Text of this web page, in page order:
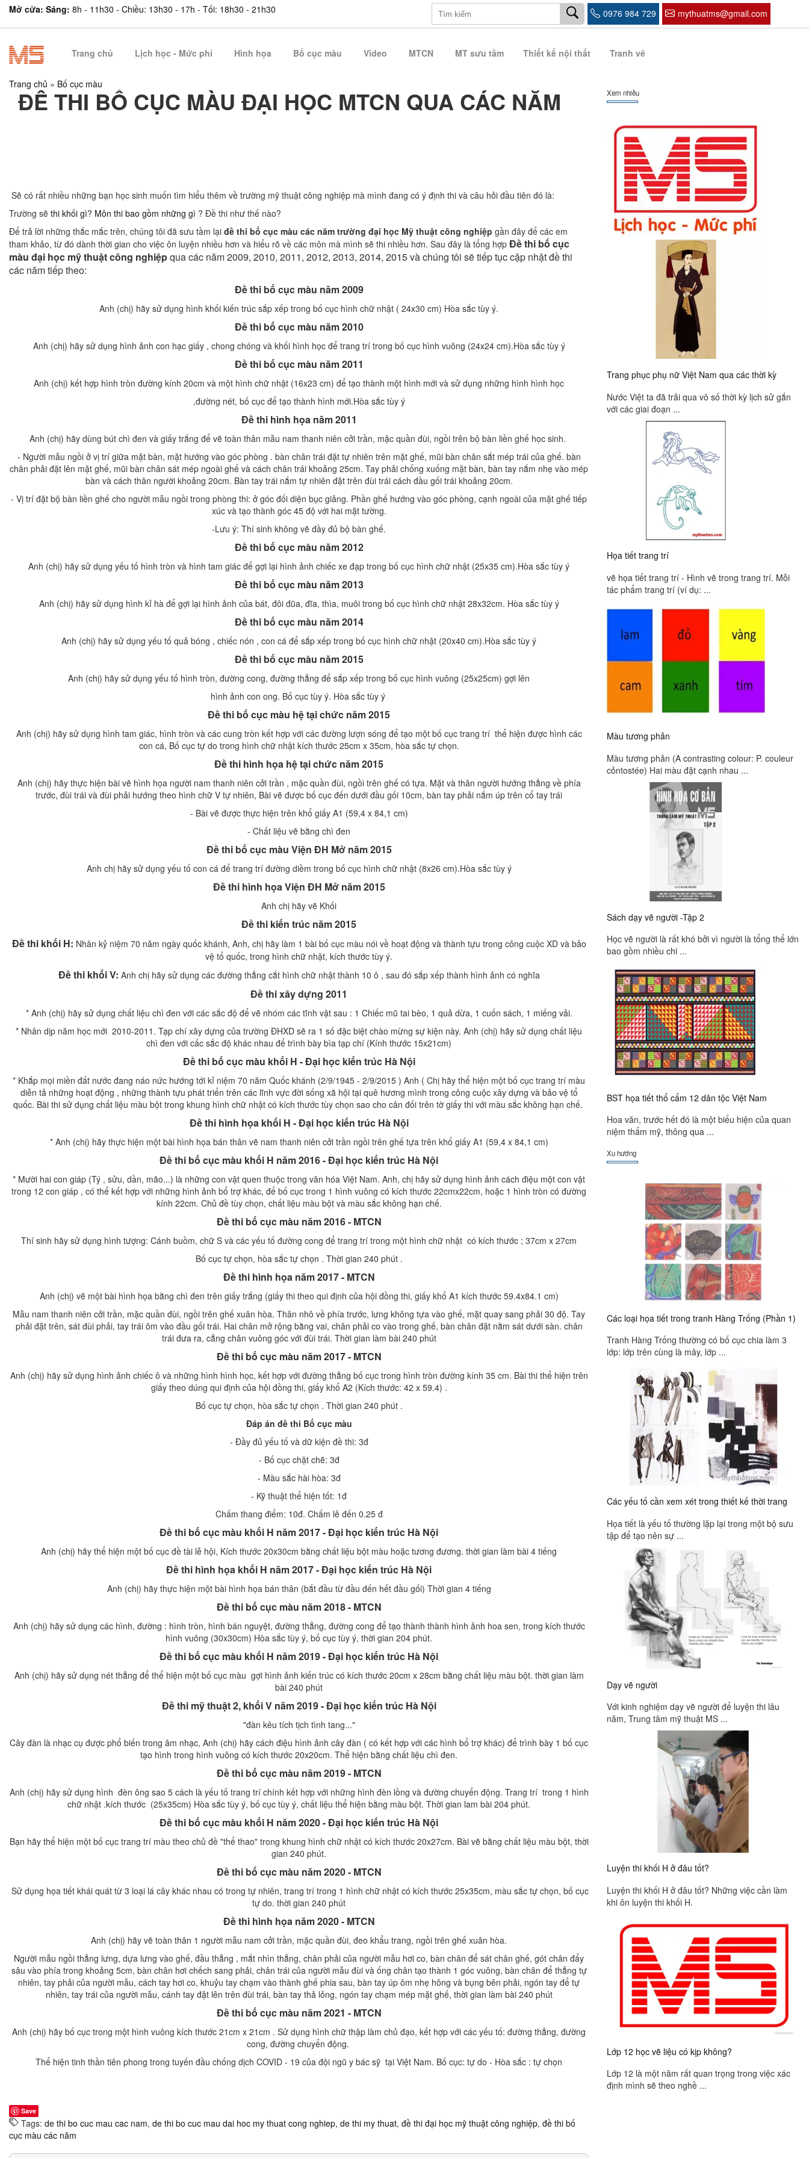
Mở cửa: Sáng: 8h - 11h30 - Chiều: 13h30 - 17h - Tối: 18h30 - 21h30 0976 984 729 mythuatms@gmail.com
Trang chủ Lịch học - Mức phí Hình họa Bố cục màu Video MTCN MT sưu tầm Thiết kế nội thất Tranh vẽ
Trang chủ » Bố cục màu
ĐỀ THI BỐ CỤC MÀU ĐẠI HỌC MTCN QUA CÁC NĂM
Sẽ có rất nhiều những bạn học sinh muốn tìm hiểu thêm về trường mỹ thuật công nghiệp mà mình đang có ý định thi và câu hỏi đầu tiên đó là:
Trường sẽ thi khối gì? Môn thi bao gồm những gì ? Đề thi như thế nào?
Để trả lời những thắc mắc trên, chúng tôi đã sưu tầm lại đề thi bố cục màu các năm trường đại học Mỹ thuật công nghiệp gần đây để các em
tham khảo, từ đó dành thời gian cho việc ôn luyện nhiều hơn và hiểu rõ về các môn mà mình sẽ thi nhiều hơn. Sau đây là tổng hợp Đề thi bố cục
màu đại học mỹ thuật công nghiệpqua các năm 2009, 2010, 2011, 2012, 2013, 2014, 2015 và chúng tôi sẽ tiếp tục cập nhật đề thi
các năm tiếp theo:
Đề thi bố cục màu năm 2009
Anh (chị) hãy sử dụng hình khối kiến trúc sắp xếp trong bố cục hình chữ nhật ( 24x30 cm) Hòa sắc tùy ý.
Đề thi bố cục màu năm 2010
Anh (chị) hãy sử dụng hình ảnh con hạc giấy , chong chóng và khối hình học để trang trí trong bố cục hình vuông (24x24 cm).Hòa sắc tùy ý
Đề thi bố cục màu năm 2011
Anh (chị) kết hợp hình tròn đường kính 20cm và một hình chữ nhật (16x23 cm) để tạo thành một hình mới và sử dụng những hình hình học
,đường nét, bố cục để tạo thành hình mới.Hòa sắc tùy ý
Đề thi hình họa năm 2011
Anh (chị) hãy dùng bút chì đen và giấy trắng để vẽ toàn thân mẫu nam thanh niên cởi trần, mặc quần đùi, ngồi trên bộ bàn liền ghế học sinh.
- Người mẫu ngồi ở vị trí giữa mặt bàn, mặt hướng vào góc phòng . bàn chân trái đặt tự nhiên trên mặt ghế, mũi bàn chân sắt mép trái của ghế. bàn
chân phải đặt lên mặt ghế, mũi bàn chân sát mép ngoài ghế và cách chân trái khoảng 25cm. Tay phải chống xuống mặt bàn, bàn tay nắm nhẹ vào mép
bàn và cách thân người khoảng 20cm. Bàn tay trái nắm tự nhiên đặt trên đùi trái cách đầu gối trái khoảng 20cm.
- Vị trí đặt bộ bàn liền ghế cho người mẫu ngồi trong phòng thi: ở góc đối diện bục giảng. Phần ghế hướng vào góc phòng, cạnh ngoài của mặt ghế tiếp
xúc và tạo thành góc 45 độ với hai mặt tường.
-Lưu ý: Thí sinh không vẽ đầy đủ bộ bàn ghế.
Đề thi bố cục màu năm 2012
Anh (chị) hãy sử dụng yếu tố hình tròn và hình tam giác để gợi lại hình ảnh chiếc xe đạp trong bố cục hình chữ nhật (25x35 cm).Hòa sắc tùy ý
Đề thi bố cục màu năm 2013
Anh (chị) hãy sử dụng hình kỉ hà để gợi lại hình ảnh của bát, đôi đũa, đĩa, thìa, muôi trong bố cục hình chữ nhật 28x32cm. Hòa sắc tùy ý
Đề thi bố cục màu năm 2014
Anh (chị) hãy sử dụng yếu tố quả bóng , chiếc nón , con cá để sắp xếp trong bố cục hình chữ nhật (20x40 cm).Hòa sắc tùy ý
Đề thi bố cục màu năm 2015
Anh (chị) hãy sử dụng yếu tố hình tròn, đường cong, đường thẳng để sắp xếp trong bố cục hình vuông (25x25cm) gợi lên
hình ảnh con ong. Bố cục tùy ý. Hòa sắc tùy ý
Đề thi bố cục màu hệ tại chức năm 2015
Anh (chị) hãy sử dụng hình tam giác, hình tròn và các cung tròn kết hợp với các đường lượn sóng để tạo một bố cục trang trí thể hiện được hình các
con cá, Bố cục tự do trong hình chữ nhật kích thước 25cm x 35cm, hòa sắc tự chọn.
Đề thi hình họa hệ tại chức năm 2015
Anh (chị) hãy thực hiện bài vẽ hình họa người nam thanh niên cởi trần , mặc quần đùi, ngồi trên ghế có tựa. Mặt và thân người hướng thẳng về phía
trước, đùi trái và đùi phải hướng theo hình chữ V tự nhiên, Bài vẽ được bố cục đến dưới đầu gối 10cm, bàn tay phải nắm úp trên cổ tay trái
- Bài vẽ được thực hiện trên khổ giấy A1 (59,4 x 84,1 cm)
- Chất liệu vẽ bằng chì đen
Đề thi bố cục màu Viện ĐH Mở năm 2015
Anh chị hãy sử dụng yếu tố con cá để trang trí đường diềm trong bố cục hình chữ nhật (8x26 cm).Hòa sắc tùy ý
Đề thi hình họa Viện ĐH Mở năm 2015
Anh chị hãy vẽ Khối
Đề thi kiến trúc năm 2015
Đề thi khối H: Nhân kỷ niệm 70 năm ngày quốc khánh, Anh, chị hãy làm 1 bài bố cục màu nói về hoạt động và thành tựu trong công cuộc XD và bảo
vệ tổ quốc, trong hình chữ nhật, kích thước tùy ý.
Đề thi khối V: Anh chị hãy sử dụng các đường thẳng cắt hình chữ nhật thành 10 ô , sau đó sắp xếp thành hình ảnh có nghĩa
Đề thi xây dựng 2011
* Anh (chị) hãy sử dụng chất liệu chì đen với các sắc độ để vẽ nhóm các tĩnh vật sau : 1 Chiếc mũ tai bèo, 1 quả dừa, 1 cuốn sách, 1 miếng vải.
* Nhân dịp năm học mới 2010-2011. Tạp chí xây dựng của trường ĐHXD sẽ ra 1 số đặc biệt chào mừng sự kiện này. Anh (chị) hãy sử dụng chất liệu
chì đen với cấc sắc độ khác nhau để trình bày bìa tạp chí (Kính thước 15x21cm)
Đề thi bố cục màu khối H - Đại học kiến trúc Hà Nội
* Khắp mọi miền đất nước đang náo nức hướng tới kỉ niệm 70 năm Quốc khánh (2/9/1945 - 2/9/2015 ) Anh ( Chị hãy thể hiện một bố cục trang trí màu
diễn tả những hoạt động , những thành tựu phát triển trên các lĩnh vực đời sống xã hội tại quê hương mình trong công cuộc xây dựng và bảo vệ tổ
quốc. Bài thi sử dụng chất liệu màu bột trong khung hình chữ nhật có kích thước tùy chọn sao cho cân đối trên tờ giấy thi với màu sắc không hạn chế.
Đề thi hình họa khối H - Đại học kiến trúc Hà Nội
* Anh (chị) hãy thực hiện một bài hình họa bán thân vẽ nam thanh niên cởi trần ngồi trên ghế tựa trên khổ giấy A1 (59,4 x 84,1 cm)
Đề thi bố cục màu khối H năm 2016 - Đại học kiến trúc Hà Nội
* Mười hai con giáp (Tý , sửu, dần, mão...) là những con vật quen thuộc trong văn hóa Việt Nam. Anh, chị hãy sử dụng hình ảnh cách điệu một con vật
trong 12 con giáp , có thể kết hợp với những hình ảnh bổ trợ khác, để bố cục trong 1 hình vuông có kích thước 22cmx22cm, hoặc 1 hình tròn có đường
kính 22cm. Chủ đề tùy chọn, chất liệu màu bột và màu sắc không hạn chế.
Đề thi bố cục màu năm 2016 - MTCN
Thí sinh hãy sử dụng hình tượng: Cánh buồm, chữ S và các yếu tố đường cong để trang trí trong một hình chữ nhật có kích thước ; 37cm x 27cm
Bố cục tự chọn, hòa sắc tự chọn . Thời gian 240 phút .
Đề thi hình họa năm 2017 - MTCN
Anh (chị) vẽ một bài hình họa bằng chì đen trên giấy trắng (giấy thi theo qui định của hội đồng thi, giấy khổ A1 kích thước 59.4x84.1 cm)
Mẫu nam thanh niên cởi trần, mặc quần đùi, ngồi trên ghế xuân hòa. Thân nhô về phía trước, lưng không tựa vào ghế, mặt quay sang phải 30 độ. Tay
phải đặt trên, sát đùi phải, tay trái ôm vào đầu gối trái. Hai chân mở rộng bằng vai, chân phải co vào trong ghế, bàn chân đặt nằm sát dưới sàn. chân
trái đưa ra, cẳng chân vuông góc với đùi trái. Thời gian làm bài 240 phút
Đề thi bố cục màu năm 2017 - MTCN
Anh (chị) hãy sử dụng hình ảnh chiếc ô và những hình hình học, kết hợp với đường thẳng bố cục trong hình tròn đường kính 35 cm. Bài thi thể hiện trên
giấy theo dúng qui định của hội đồng thi, giấy khổ A2 (Kích thước: 42 x 59.4) .
Bố cục tự chọn, hòa sắc tự chọn . Thời gian 240 phút .
Đáp án đề thi Bố cục màu
- Đầy đủ yếu tố và dữ kiện đề thi: 3đ
- Bố cục chặt chẽ: 3đ
- Màu sắc hài hòa: 3đ
- Kỹ thuật thể hiện tốt: 1đ
Chấm thang điểm: 10đ. Chấm lẻ đến 0.25 đ
Đề thi bố cục màu khối H năm 2017 - Đại học kiến trúc Hà Nội
Anh (chị) hãy thể hiện một bố cục đề tài lễ hội, Kích thước 20x30cm bằng chất liệu bột màu hoặc tương đương. thời gian làm bài 4 tiếng
Đề thi hình họa khối H năm 2017 - Đại học kiến trúc Hà Nội
Anh (chị) hãy thực hiện một bài hình họa bán thân (bắt đầu từ đầu đến hết đầu gối) Thời gian 4 tiếng
Đề thi bố cục màu năm 2018 - MTCN
Anh (chị) hãy sử dụng các hình, đường : hình tròn, hình bán nguyệt, đường thẳng, đường cong để tạo thành thành hình ảnh hoa sen, trong kích thước
hình vuông (30x30cm) Hòa sắc tùy ý, bố cục tùy ý, thời gian 204 phút.
Đề thi bố cục màu khối H năm 2019 - Đại học kiến trúc Hà Nội
Anh (chị) hãy sử dụng nét thẳng để thể hiện một bố cục màu gợi hình ảnh kiến trúc có kích thước 20cm x 28cm bằng chất liệu màu bột. thời gian làm
bài 240 phút
Đề thi mỹ thuật 2, khối V năm 2019 - Đại học kiến trúc Hà Nội
"đàn kêu tích tịch tình tang..."
Cây đàn là nhạc cụ được phổ biến trong âm nhạc, Anh (chị) hãy cách điệu hình ảnh cây đàn ( có kết hợp với các hình bổ trợ khác) để trình bày 1 bố cục
tạo hình trong hình vuông có kích thước 20x20cm. Thể hiện bằng chất liệu chì đen.
Đề thi bố cục màu năm 2019 - MTCN
Anh (chị) hãy sử dụng hình đèn ông sao 5 cách là yếu tố trang trí chính kết hợp với những hình đèn lồng và đường chuyển động. Trang trí trong 1 hình
chữ nhật .kích thước (25x35cm) Hòa sắc tùy ý, bố cục tùy ý, chất liệu thể hiện bằng màu bột. Thời gian lam bài 204 phút.
Đề thi bố cục màu khối H năm 2020 - Đại học kiến trúc Hà Nội
Bạn hãy thể hiện một bố cục trang trí màu theo chủ đề "thể thao" trong khung hình chữ nhật có kích thước 20x27cm. Bài vẽ bằng chất liệu màu bột, thời
gian 240 phút.
Đề thi bố cục màu năm 2020 - MTCN
Sử dụng họa tiết khái quát từ 3 loại lá cây khác nhau có trong tự nhiên, trang trí trong 1 hình chữ nhật có kích thước 25x35cm, màu sắc tự chọn, bố cục
tự do. thời gian 240 phút
Đề thi hình họa năm 2020 - MTCN
Anh (chị) hãy vẽ toàn thân 1 người mẫu nam cởi trần, mặc quần đùi, đeo khẩu trang, ngồi trên ghế xuân hòa.
Người mẫu ngồi thẳng lưng, dựa lưng vào ghế, đầu thẳng , mắt nhìn thẳng, chân phải của người mẫu hơi co, bàn chân để sát chân ghế, gót chân đẩy
sâu vào phía trong khoảng 5cm, bàn chân hơi chếch sang phải, chân trái của người mẫu đùi và ống chân tạo thành 1 góc vuông, bàn chân để thẳng tự
nhiên, tay phải của người mẫu, cách tay hơi co, khuỷu tay chạm vào thành ghế phia sau, bàn tay úp ôm nhẹ hông và bụng bên phải, ngón tay để tự
nhiên, tay trái của người mẫu, cánh tay đặt lên trên đùi trái, bàn tay thả lỏng, ngón tay chạm mép mặt ghế, thời gian làm bài 240 phút
Đề thi bố cục màu năm 2021 - MTCN
Anh (chị) hãy bố cục trong một hình vuông kích thước 21cm x 21cm . Sử dụng hình chữ thập làm chủ đạo, kết hợp với các yếu tố: đường thẳng, đường
cong, đường chuyển động.
Thể hiện tinh thần tiên phong trong tuyến đầu chống dịch COVID - 19 của đội ngũ y bác sỹ tại Việt Nam. Bố cục: tự do - Hòa sắc : tự chọn
Save
Tags: de thi bo cuc mau cac nam, de thi bo cuc mau dai hoc my thuat cong nghiep, de thi my thuat, đề thi đại học mỹ thuật công nghiệp, đề thi bố
cục màu các năm
Xem nhiều
Trang phục phụ nữ Việt Nam qua các thời kỳ
Nước Việt ta đã trải qua vô số thời kỳ lịch sử gắn
với các giai đoạn ...
Họa tiết trang trí
vẽ họa tiết trang trí - Hình vẽ trong trang trí. Mỗi
tác phẩm trang trí (ví dụ: ...
Màu tương phản
Màu tương phản (A contrasting colour: P. couleur
cỏntostée) Hai màu đặt cạnh nhau ...
Sách dạy vẽ người -Tập 2
Học vẽ người là rất khó bởi vì người là tổng thể lớn
bao gồm nhiều chi ...
BST họa tiết thổ cẩm 12 dân tộc Việt Nam
Hoa văn, trước hết đó là một biểu hiện của quan
niệm thẩm mỹ, thông qua ...
Xu hướng
Các loại họa tiết trong tranh Hàng Trống (Phần 1)
Tranh Hàng Trống thường có bố cục chia làm 3
lớp: lớp trên cùng là mây, lớp ...
Các yếu tố cần xem xét trong thiết kế thời trang
Họa tiết là yếu tố thường lặp lại trong một bộ sưu
tập để tạo nên sự ...
Dạy vẽ người
Với kinh nghiệm dạy vẽ người để luyện thi lâu
năm, Trung tâm mỹ thuật MS ...
Luyện thi khối H ở đâu tốt?
Luyện thi khối H ở đâu tốt? Những việc cần làm
khi ôn luyện thi khối H.
Lớp 12 học vẽ liệu có kịp không?
Lớp 12 là một năm rất quan trọng trong việc xác
định mình sẽ theo nghề ...